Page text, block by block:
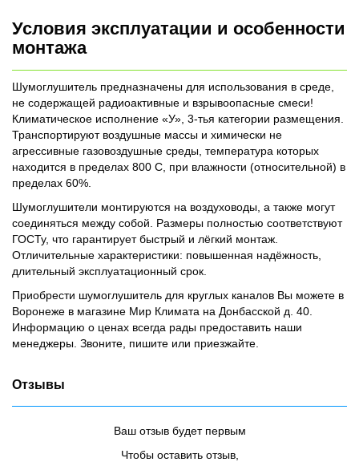
Условия эксплуатации и особенности
монтажа
Шумоглушитель предназначены для использования в среде,
не содержащей радиоактивные и взрывоопасные смеси!
Климатическое исполнение «У», 3-тья категории размещения.
Транспортируют воздушные массы и химически не
агрессивные газовоздушные среды, температура которых
находится в пределах 800 С, при влажности (относительной) в
пределах 60%.
Шумоглушители монтируются на воздуховоды, а также могут
соединяться между собой. Размеры полностью соответствуют
ГОСТу, что гарантирует быстрый и лёгкий монтаж.
Отличительные характеристики: повышенная надёжность,
длительный эксплуатационный срок.
Приобрести шумоглушитель для круглых каналов Вы можете в
Воронеже в магазине Мир Климата на Донбасской д. 40.
Информацию о ценах всегда рады предоставить наши
менеджеры. Звоните, пишите или приезжайте.
Отзывы
Ваш отзыв будет первым
Чтобы оставить отзыв,